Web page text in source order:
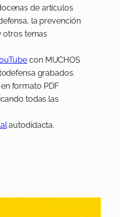
de artículos
la prevención
otros temas
con MUCHOS
grabados.
formato PDF
todas las
autodidacta.